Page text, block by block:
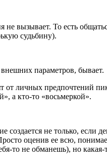
вызывает. То есть
судьбину).
параметров, бывает.
от личных предпочтений
а кто-то «восьмеркой».
создается не только,
оценив ее всю,
то не обманешь), но